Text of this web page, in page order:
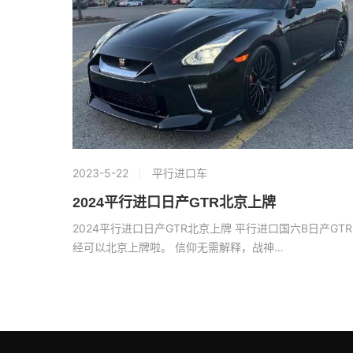
2023-5-22 平行进口车
2024平行进口日产GTR北京上牌
2024平行进口日产GTR北京上牌 平行进口国六B日产
经可以北京上牌啦。 信仰无需解释，战神…